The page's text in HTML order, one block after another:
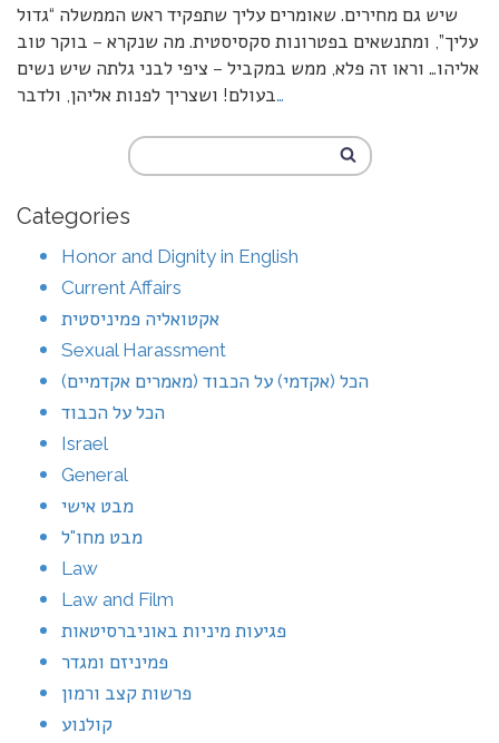
שיש גם מחירים. שאומרים עליך שתפקיד ראש הממשלה “גדול
עליך”, ומתנשאים בפטרונות סקסיסטית. מה שנקרא – בוקר טוב
אליהו… וראו זה פלא, ממש במקביל – ציפי לבני גלתה שיש נשים
בעולם! ושצריך לפנות אליהן, ולדבר…
Categories
Honor and Dignity in English
Current Affairs
אקטואליה פמיניסטית
Sexual Harassment
הכל (אקדמי) על הכבוד (מאמרים אקדמיים)
הכל על הכבוד
Israel
General
מבט אישי
מבט מחו"ל
Law
Law and Film
פגיעות מיניות באוניברסיטאות
פמיניזם ומגדר
פרשות קצב ורמון
קולנוע